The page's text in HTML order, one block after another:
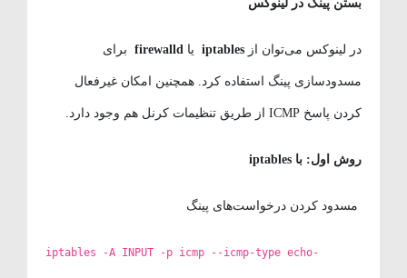
بستن پینگ در لینوکس
در لینوکس می‌توان از iptables یا firewalld برای
مسدودسازی پینگ استفاده کرد. همچنین امکان غیرفعال
کردن پاسخ ICMP از طریق تنظیمات کرنل هم وجود دارد.
روش اول: باiptables
مسدود کردن درخواست‌های پینگ
iptables -A INPUT -p icmp --icmp-type echo-